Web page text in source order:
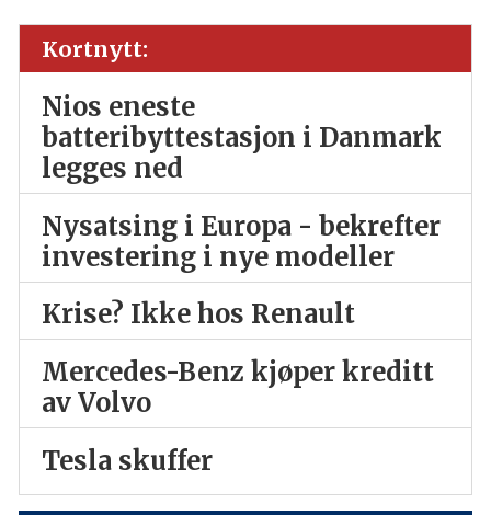
Kortnytt:
Nios eneste
batteribyttestasjon i Danmark
legges ned
Nysatsing i Europa - bekrefter
investering i nye modeller
Krise? Ikke hos Renault
Mercedes-Benz kjøper kreditt
av Volvo
Tesla skuffer